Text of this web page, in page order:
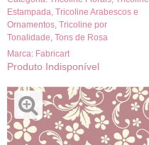
Estampada Tricoline Arabescos e
Ornamentos Tricoline por
Tonalidade Tons de Rosa
Marca: Fabricart
Produto Indisponível